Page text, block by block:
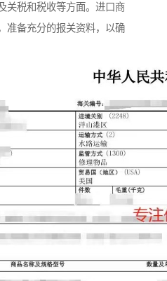
关税和税收等方面。进口商
准备充分的报关资料，以确